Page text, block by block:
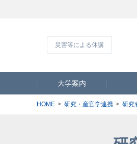
大学案内
HOME 研究・産官学連携 研究